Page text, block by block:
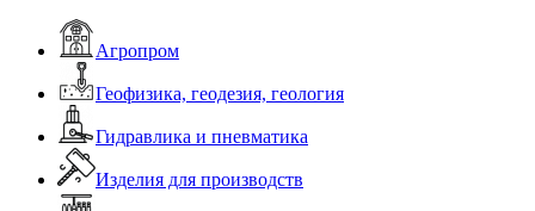
Агропром
Геофизика, геодезия, геология
Гидравлика и пневматика
Изделия для производств